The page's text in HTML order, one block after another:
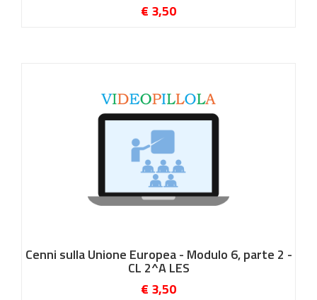
€ 3,50
Cenni sulla Unione Europea - Modulo 6, parte 2 -
CL 2^A LES
€ 3,50